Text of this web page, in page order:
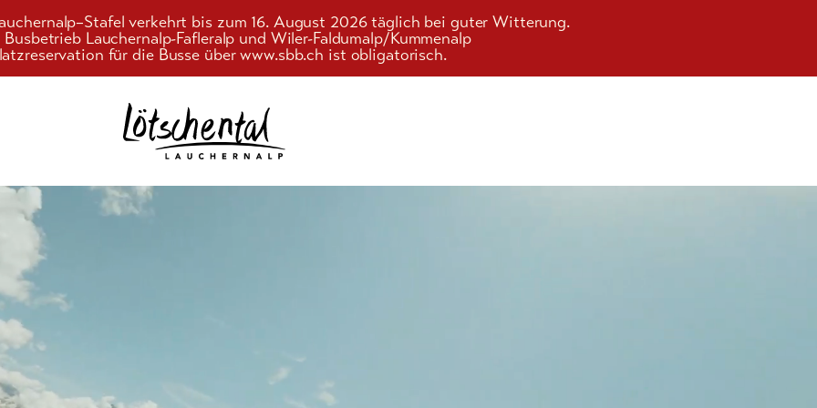
verkehrt bis zum 16. August 2026 täglich bei guter Witterung.
Busbetrieb Lauchernalp-Fafleralp und Wiler-Faldumalp/Kummenalp
für die Busse über www.sbb.ch ist obligatorisch.